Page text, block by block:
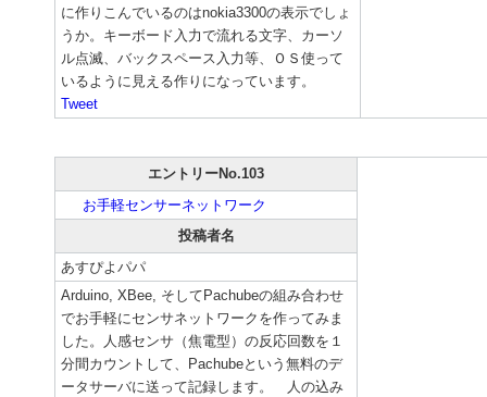
に作りこんでいるのはnokia3300の表示でしょ
うか。キーボード入力で流れる文字、カーソ
ル点滅、バックスペース入力等、ＯＳ使って
いるように見える作りになっています。
Tweet
エントリーNo.103
お手軽センサーネットワーク
投稿者名
あすぴよパパ
Arduino, XBee, そしてPachubeの組み合わせ
でお手軽にセンサネットワークを作ってみま
した。人感センサ（焦電型）の反応回数を１
分間カウントして、Pachubeという無料のデ
ータサーバに送って記録します。 人の込み